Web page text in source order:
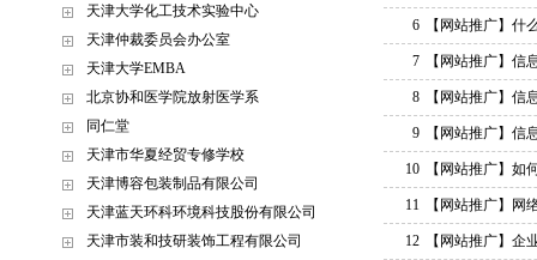
天津大学化工技术实验中心
天津仲裁委员会办公室
天津大学EMBA
北京协和医学院放射医学系
同仁堂
天津市华夏经贸专修学校
天津博容包装制品有限公司
天津蓝天环科环境科技股份有限公司
天津市装和技研装饰工程有限公司
【网站推广】 什
6
【网站推广】 信
7
【网站推广】 信
8
【网站推广】 信
9
【网站推广】 如
10
【网站推广】 网
11
【网站推广】 企
12